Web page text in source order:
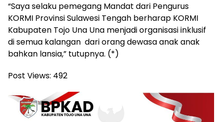
“Saya selaku pemegang Mandat dari Pengurus
KORMI Provinsi Sulawesi Tengah berharap KORMI
Kabupaten Tojo Una Una menjadi organisasi inklusif
di semua kalangan dari orang dewasa anak anak
bahkan lansia,” tutupnya. (*)
Post Views: 492